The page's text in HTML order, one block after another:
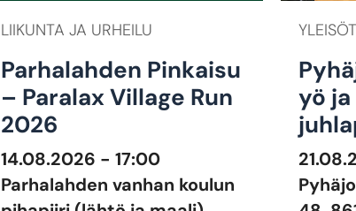
LIIKUNTA JA URHEILU
Parhalahden Pinkaisu
– Paralax Village Run
2026
14.08.2026 - 17:00
Parhalahden vanhan koulun
yö